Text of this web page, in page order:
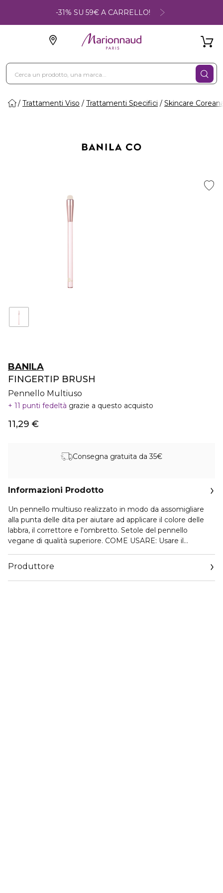
-31% SU 59€ A CARRELLO!
Trattamenti Viso Trattamenti Specifici Skincare
BANILA
FINGERTIP BRUSH
Pennello Multiuso
11 punti fedeltà grazie a questo acquisto
11,29 €
Consegna gratuita da 35€
Informazioni Prodotto
Un pennello multiuso realizzato in modo da assomigliare
alla punta delle dita per aiutare ad applicare il colore delle
labbra, il correttore e l'ombretto. Setole del pennello
vegane di qualità superiore. COME USARE: Usare il
prodotto come si farebbe con la punta delle dita.
Produttore